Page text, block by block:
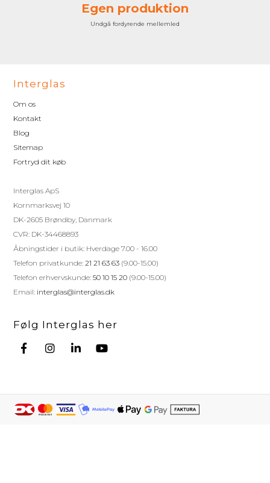
Egen produktion
Undgå fordyrende mellemled
Interglas
Om os
Kontakt
Blog
Sitemap
Fortryd dit køb
Interglas ApS
Kornmarksvej 10
DK-2605 Brøndby, Danmark
CVR: DK-34468893
Åbningstider i butik: Hverdage 7.00 - 16.00
Telefon privatkunde:21 21 63 63 (9.00-15.00)
Telefon erhvervskunde:50 10 15 20 (9.00-15.00)
Email: interglas@interglas.dk
Følg Interglas her